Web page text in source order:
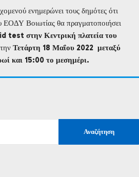
ενημερώνει τους δημότες ότι
ΕΟΔΥ Βοιωτίας θα πραγματοποιήσει
test στην Κεντρική πλατεία του
την Τετάρτη 18 Μαΐου 2022 μεταξύ
και 15:00 το μεσημέρι.